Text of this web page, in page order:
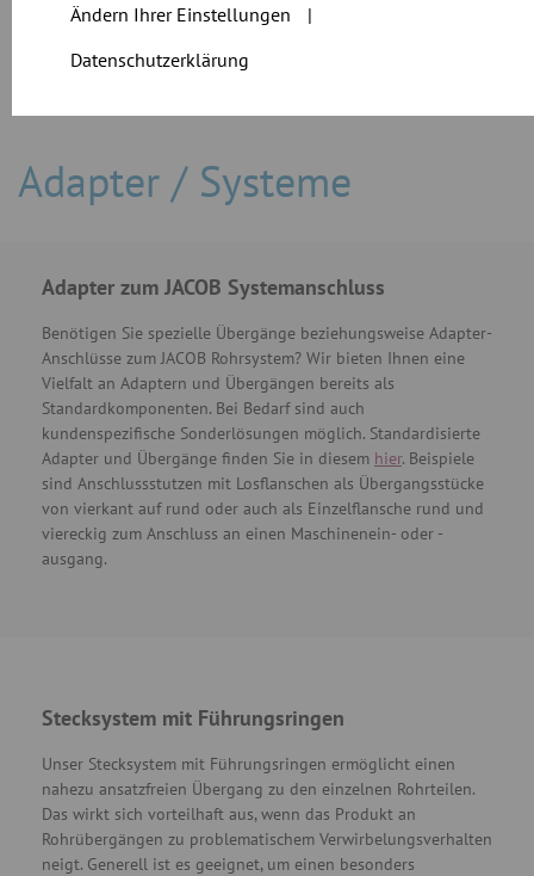
Ändern Ihrer Einstellungen
|
Datenschutzerklärung
Adapter / Systeme
Adapter zum JACOB Systemanschluss
Benötigen Sie spezielle Übergänge beziehungsweise Adapter-
Anschlüsse zum JACOB Rohrsystem? Wir bieten Ihnen eine
Vielfalt an Adaptern und Übergängen bereits als
Standardkomponenten. Bei Bedarf sind auch
kundenspezifische Sonderlösungen möglich. Standardisierte
Adapter und Übergänge finden Sie in diesem hier. Beispiele
sind Anschlussstutzen mit Losflanschen als Übergangsstücke
von vierkant auf rund oder auch als Einzelflansche rund und
viereckig zum Anschluss an einen Maschinenein- oder -
ausgang.
Stecksystem mit Führungsringen
Unser Stecksystem mit Führungsringen ermöglicht einen
nahezu ansatzfreien Übergang zu den einzelnen Rohrteilen.
Das wirkt sich vorteilhaft aus, wenn das Produkt an
Rohrübergängen zu problematischem Verwirbelungsverhalten
neigt. Generell ist es geeignet, um einen besonders